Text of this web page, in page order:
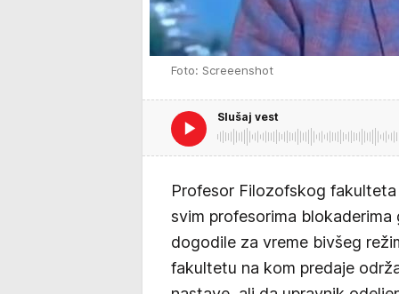
Foto: Screeenshot
Slušaj vest
Profesor Filozofskog fakulteta
svim profesorima
dogodile za vreme bivšeg
fakultetu na kom predaje